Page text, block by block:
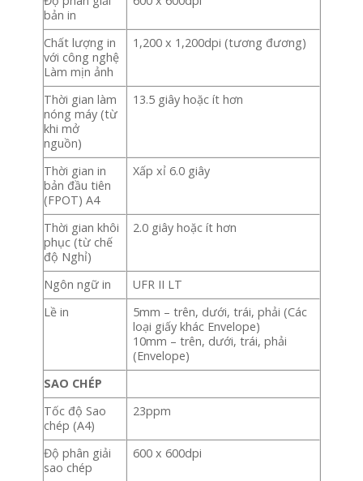
bản in
Chất lượng in
với công nghệ
Làm mịn ảnh
1,200 x 1,200dpi (tương đương)
Thời gian làm
nóng máy (từ
khi mở
nguồn)
13.5 giây hoặc ít hơn
Thời gian in
bản đầu tiên
(FPOT) A4
Xấp xỉ 6.0 giây
Thời gian khôi
phục (từ chế
độ Nghỉ)
2.0 giây hoặc ít hơn
Ngôn ngữ in
UFR II LT
Lề in
5mm – trên, dưới, trái, phải (Các
loại giấy khác Envelope)
10mm – trên, dưới, trái, phải
(Envelope)
SAO CHÉP
Tốc độ Sao
chép (A4)
23ppm
Độ phân giải
sao chép
600 x 600dpi